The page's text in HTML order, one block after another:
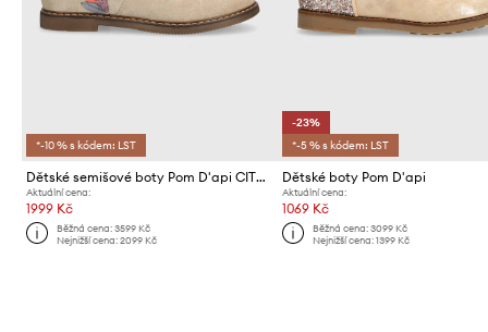
*-10 % s kódem: LST
Dětské semišové boty Pom D'api CITY COLIBRI
Aktuální cena:
1999 Kč
Běžná cena:3599 Kč
Nejnižší cena:2099 Kč
-23%
*-5 % s kódem: LST
Dětské boty Pom D'api
Aktuální cena:
1069 Kč
Běžná cena: 3099 Kč
Nejnižší cena: 1399 Kč